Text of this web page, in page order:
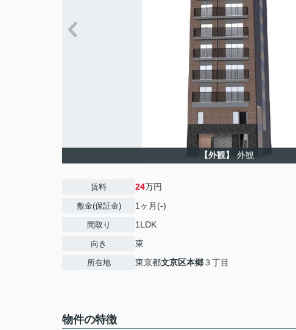
【外観】 外観
賃料 24万円
敷金(保証金) 1ヶ月(-)
間取り 1LDK
向き 東
所在地 東京都文京区本郷３丁目
物件の特徴